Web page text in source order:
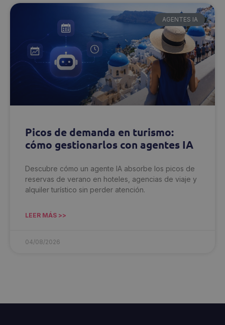
AGENTES IA
Picos de demanda en turismo:
cómo gestionarlos con agentes IA
Descubre cómo un agente IA absorbe los picos de
reservas de verano en hoteles, agencias de viaje y
alquiler turístico sin perder atención.
LEER MÁS >>
04/08/2026